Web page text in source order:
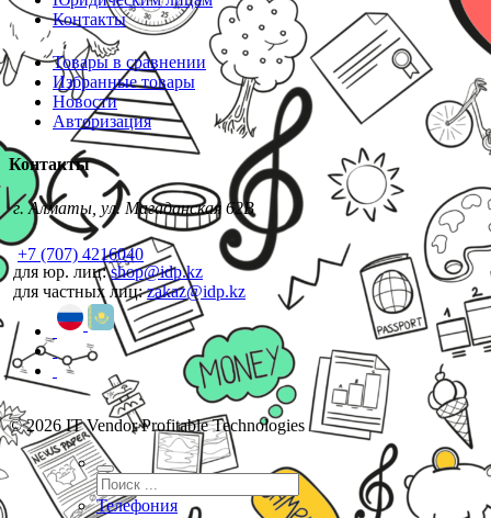
Контакты
Товары в сравнении
Избранные товары
Новости
Авторизация
Контакты
г. Алматы, ул. Магаданская 62В
+7 (707) 4216040
для юр. лиц:shop@idp.kz
для частных лиц:zakaz@idp.kz
© 2026 IT Vendor Profitable Technologies
Телефония